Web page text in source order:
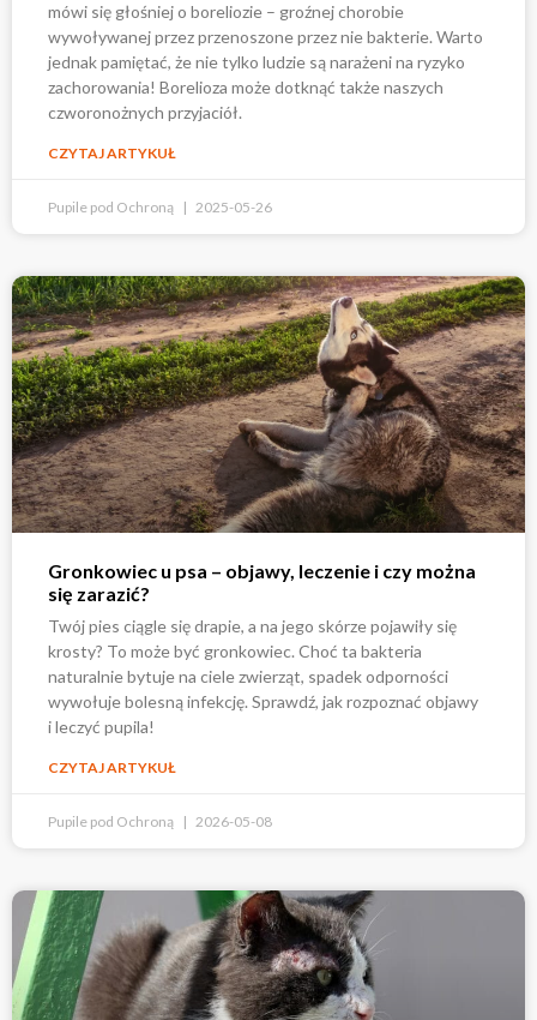
mówi się głośniej o boreliozie – groźnej chorobie
wywoływanej przez przenoszone przez nie bakterie. Warto
jednak pamiętać, że nie tylko ludzie są narażeni na ryzyko
zachorowania! Borelioza może dotknąć także naszych
czworonożnych przyjaciół.
CZYTAJ ARTYKUŁ
Pupile pod Ochroną 2025-05-26
Gronkowiec u psa – objawy, leczenie i czy można
się zarazić?
Twój pies ciągle się drapie, a na jego skórze pojawiły się
krosty? To może być gronkowiec. Choć ta bakteria
naturalnie bytuje na ciele zwierząt, spadek odporności
wywołuje bolesną infekcję. Sprawdź, jak rozpoznać objawy
i leczyć pupila!
CZYTAJ ARTYKUŁ
Pupile pod Ochroną 2026-05-08